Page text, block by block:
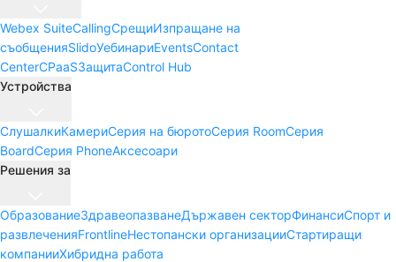
Webex SuiteCallingСрещиИзпращане на
съобщенияSlidoУебинариEventsContact
CenterCPaaSЗащитаControl Hub
Устройства
СлушалкиКамериСерия на бюротоСерия RoomСерия
BoardСерия PhoneАксесоари
Решения за
ОбразованиеЗдравеопазванеДържавен секторФинансиСпорт и
развлеченияFrontlineНестопански организацииСтартиращи
компанииХибридна работа